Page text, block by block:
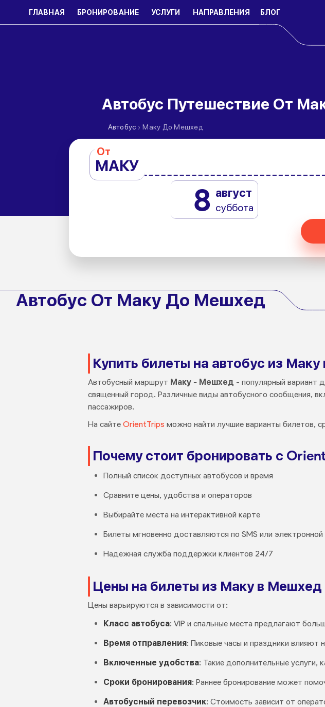
ГЛАВНАЯ БРОНИРОВАНИЕ УСЛУГИ НАПРАВЛЕНИЯ БЛОГ
Автобус Путешествие От
Автобус › Маку До Мешхед
От
МАКУ
8 август
суббота
Автобус От Маку До Мешхед
Купить билеты на автобус из
Автобусный маршрут Маку - Мешхед - популярный вариант
священный город. Различные виды автобусного сообщения,
пассажиров.
На сайте OrientTrips можно найти лучшие варианты билетов,
Почему стоит бронировать с
Полный список доступных автобусов и время
Сравните цены, удобства и операторов
Выбирайте места на интерактивной карте
Билеты мгновенно доставляются по SMS или электронной
Надежная служба поддержки клиентов 24/7
Цены на билеты из Маку в Мешхед
Цены варьируются в зависимости от:
Класс автобуса: VIP и спальные места предлагают
Время отправления: Пиковые часы и праздники влияют
Включенные удобства: Такие дополнительные услуги,
Сроки бронирования: Раннее бронирование может
Автобусный перевозчик: Стоимость зависит от